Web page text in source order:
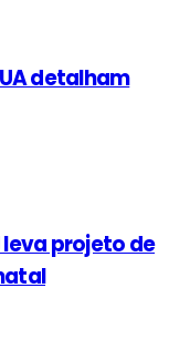
detalham
leva projeto de